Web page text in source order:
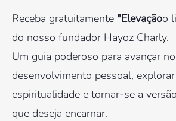
Receba gratuitamente "Elevaçãoo
do nosso fundador Hayoz Charly.
Um guia poderoso para avançar
desenvolvimento pessoal,
espiritualidade e tornar-se a
que deseja encarnar.